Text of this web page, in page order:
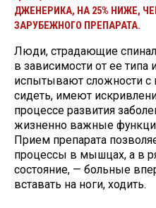
ДЖЕНЕРИКА, НА 25% НИЖЕ,
ЗАРУБЕЖНОГО ПРЕПАРАТА.
Люди, страдающие
в зависимости от ее типа
испытывают сложности
сидеть, имеют
процессе развития
жизненно важные
Прием препарата
процессы в мышцах, а в
состояние, — больные
вставать на ноги, ходить.